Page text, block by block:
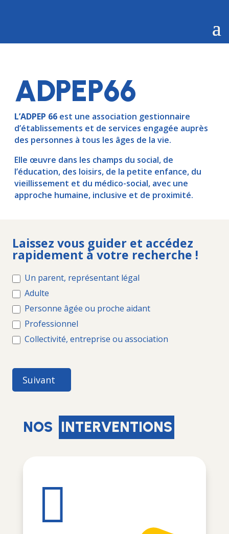
ADPEP66
L’ADPEP 66 est une association gestionnaire
d’établissements et de services engagée auprès
des personnes à tous les âges de la vie.
Elle œuvre dans les champs du social, de
l’éducation, des loisirs, de la petite enfance, du
vieillissement et du médico-social, avec une
approche humaine, inclusive et de proximité.
ACCUEIL
ADPEP
Laissez vous guider et accédez
rapidement à votre recherche !
Un parent, représentant légal
Adulte
Personne âgée ou proche aidant
Professionnel
Collectivité, entreprise ou association
Suivant
NOS INTERVENTIONS
